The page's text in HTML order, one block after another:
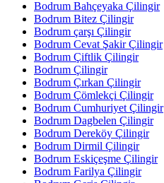
Bodrum Bahçeyaka Çilingir
Bodrum Bitez Çilingir
Bodrum çarşı Çilingir
Bodrum Cevat Şakir Çilingir
Bodrum Çiftlik Çilingir
Bodrum Çilingir
Bodrum Çırkan Çilingir
Bodrum Çömlekçi Çilingir
Bodrum Cumhuriyet Çilingir
Bodrum Dagbelen Çilingir
Bodrum Dereköy Çilingir
Bodrum Dirmil Çilingir
Bodrum Eskiçeşme Çilingir
Bodrum Farilya Çilingir